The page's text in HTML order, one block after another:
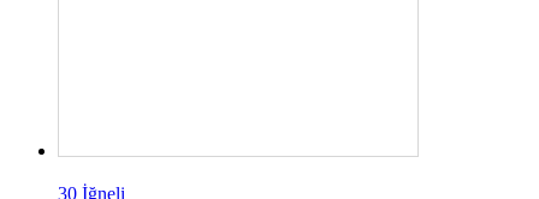
30 İğneli